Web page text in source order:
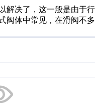
解决了，这一般是由于
阀体中常见，在滑阀不